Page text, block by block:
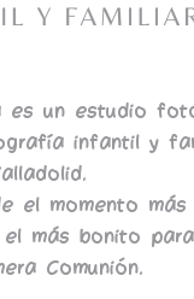
es un estudio
infantil y
el momento más
más bonito
Comunión.